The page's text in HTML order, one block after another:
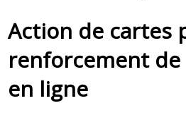
Action de cartes
renforcement de
en ligne